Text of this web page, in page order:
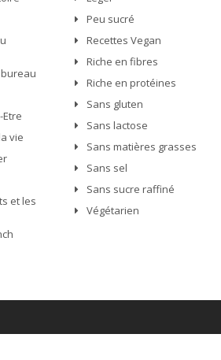
vie
et les
Peu sucré
Recettes Vegan
Riche en fibres
Riche en protéines
Sans gluten
Sans lactose
Sans matières grasses
Sans sel
Sans sucre raffiné
Végétarien